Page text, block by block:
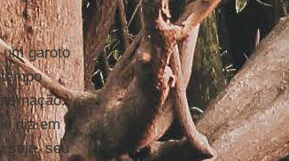
garoto
dia em
seja, seu